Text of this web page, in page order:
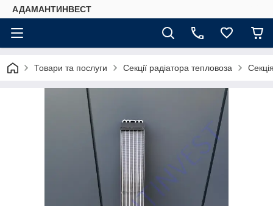
АДАМАНТИНВЕСТ
Товари та послуги Секції радіатора тепловоза